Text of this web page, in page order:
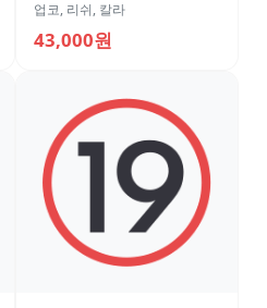
업코, 리쉬, 칼라
43,000원